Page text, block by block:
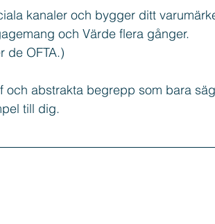
Marknadsföring
kanaler och bygger ditt
och Värde flera gånger.
de OFTA.)
och abstrakta begrepp som bara
till dig.